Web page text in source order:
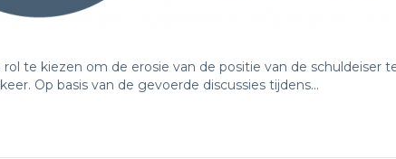
rol te kiezen om de erosie van de positie van de
Op basis van de gevoerde discussies tijdens…